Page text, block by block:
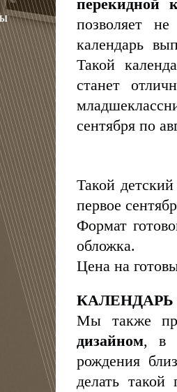
перекидной
позволяет
календарь
Такой
станет
сентября по
Такой
первое
Формат
обложка.
Цена на
Мы также
дизайном, в
рождения
делать